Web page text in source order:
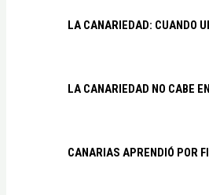
LA CANARIEDAD: CUANDO
LA CANARIEDAD NO CABE
CANARIAS APRENDIÓ POR